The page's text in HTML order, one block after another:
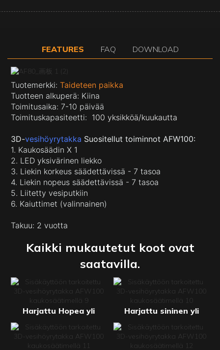
FEATURES FAQ DOWNLOAD
Tuotemerkki: Taideteen paikka
Tuotteen alkuperä: Kiina
Toimitusaika: 7-10 päivää
Toimituskapasiteetti: 100 yksikköä/kuukautta
3D-vesihöyrytakka Suositellut toiminnot AFW100:
1. Kaukosäädin X 1
2. LED yksivärinen liekko
3. Liekin korkeus säädettävissä - 7 tasoa
4. Liekin nopeus säädettävissä - 7 tasoa
5. Liitetty vesiputkiin
6. Kaiuttimet (valinnainen)
Takuu: 2 vuotta
Kaikki mukautetut koot ovat
saatavilla.
Harjattu Hopea yli Harjattu sininen yli